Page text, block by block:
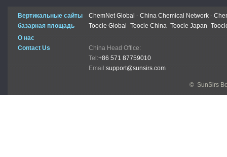
Вертикальные сайты ChemNet Global - China Chemical Network -
базарная площадь
Toocle Global - Toocle China- Toocle Japan-
О нас
Contact Us
China Head Office:
Tel:+86 571 87759010
Email:support@sunsirs.com
© SunSirs